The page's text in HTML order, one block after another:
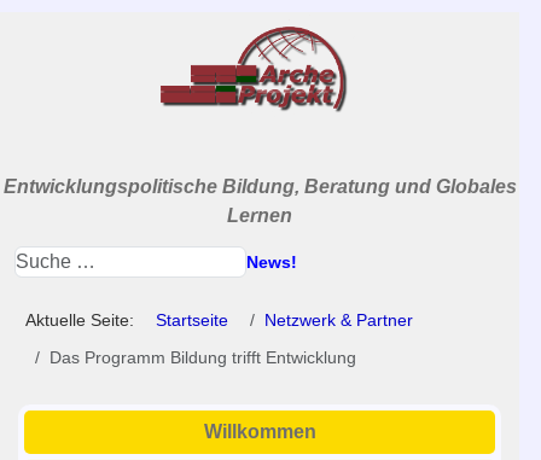
Entwicklungspolitische Bildung, Beratung und Globales
Lernen
News!
Aktuelle Seite: Startseite
Netzwerk & Partner
Das Programm Bildung trifft Entwicklung
Willkommen